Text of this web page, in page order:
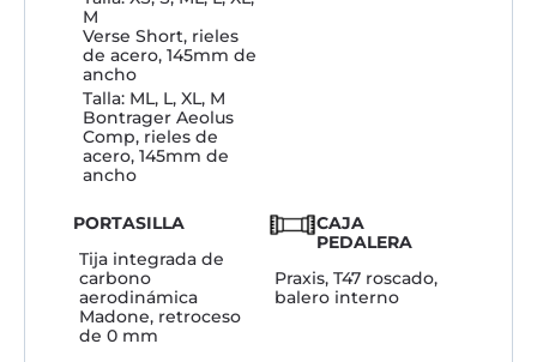
M
Verse Short, rieles
de acero, 145mm de
ancho
Talla: ML, L, XL, M
Bontrager Aeolus
Comp, rieles de
acero, 145mm de
ancho
PORTASILLA
Tija integrada de
carbono
aerodinámica
Madone, retroceso
de 0 mm
CAJA
PEDALERA
Praxis, T47 roscado,
balero interno